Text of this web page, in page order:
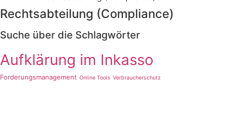
Rechtsabteilung (Compliance)
Suche über die Schlagwörter
Aufklärung im Inkasso
Forderungsmanagement Online Tools Verbraucherschutz